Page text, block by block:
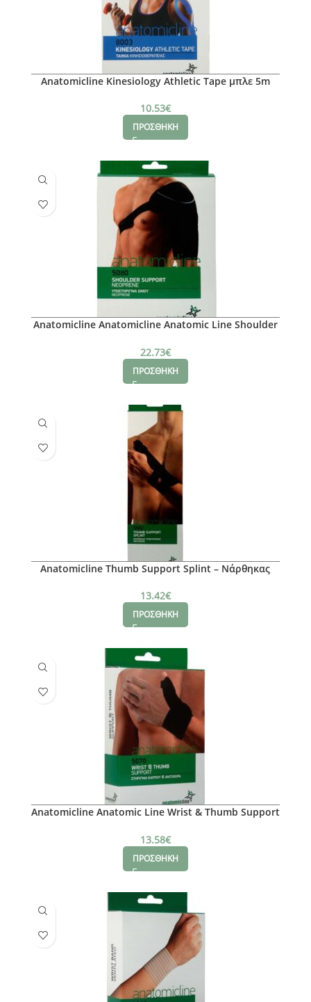
Anatomicline Kinesiology Athletic Tape μπλε 5m
10.53€
ΠΡΟΣΘΗΚΗ
Anatomicline Anatomicline Anatomic Line Shoulder
22.73€
ΠΡΟΣΘΗΚΗ
Anatomicline Thumb Support Splint – Νάρθηκας
13.42€
ΠΡΟΣΘΗΚΗ
Anatomicline Anatomic Line Wrist & Thumb Support
13.58€
ΠΡΟΣΘΗΚΗ